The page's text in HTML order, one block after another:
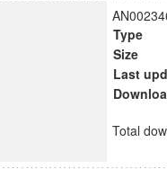
Type
Size
Last
Total